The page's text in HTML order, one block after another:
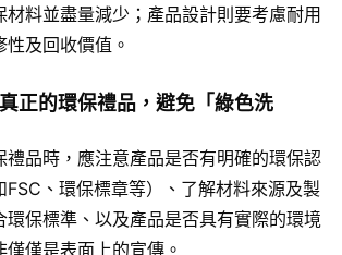
材料並盡量減少；產品設計則要考慮耐用
及回收價值。
正的環保禮品，避免「綠色洗
禮品時，應注意產品是否有明確的環保認
FSC、環保標章等）、了解材料來源及製
環保標準、以及產品是否具有實際的環境
僅僅是表面上的宣傳。